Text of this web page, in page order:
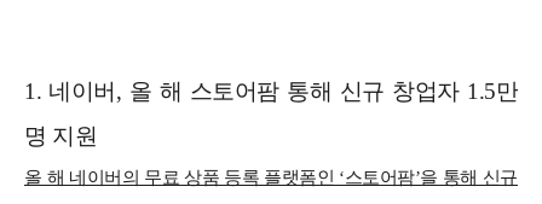
1. 네이버, 올 해 스토어팜 통해 신규 창업자 1.5만
명 지원
올 해 네이버의 무료 상품 등록 플랫폼인 ‘스토어팜’을 통해 신규